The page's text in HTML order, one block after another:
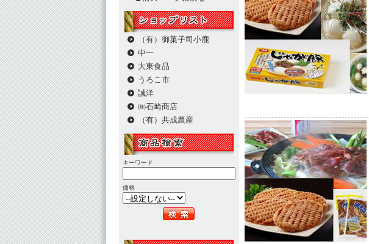
（有）御菓子司小鹿
中一
大東食品
うろこ市
誠洋
㈱石崎商店
（有）共成農産
キーワード
価格